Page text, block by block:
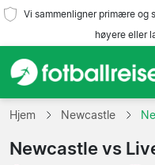
Vi sammenligner primære og
høyere eller
Hjem
Lag
Hjem Newcastle
Newcastle vs